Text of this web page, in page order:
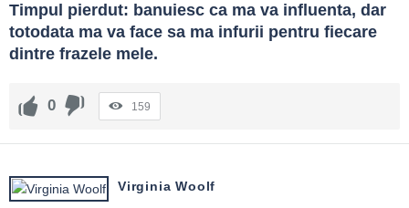
Timpul pierdut: banuiesc ca ma va influenta, dar
totodata ma va face sa ma infurii pentru fiecare
dintre frazele mele.
0 159
Virginia Woolf